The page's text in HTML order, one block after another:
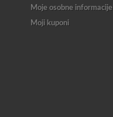
Moje osobne informacije
Moji kuponi